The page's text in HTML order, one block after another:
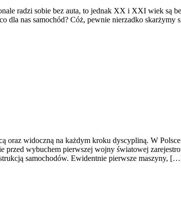
radzi sobie bez auta, to jednak XX i XXI wiek są
dla nas samochód? Cóż, pewnie nierzadko skarżymy
oraz widoczną na każdym kroku dyscypliną. W
wybuchem pierwszej wojny światowej
samochodów. Ewidentnie pierwsze maszyny,